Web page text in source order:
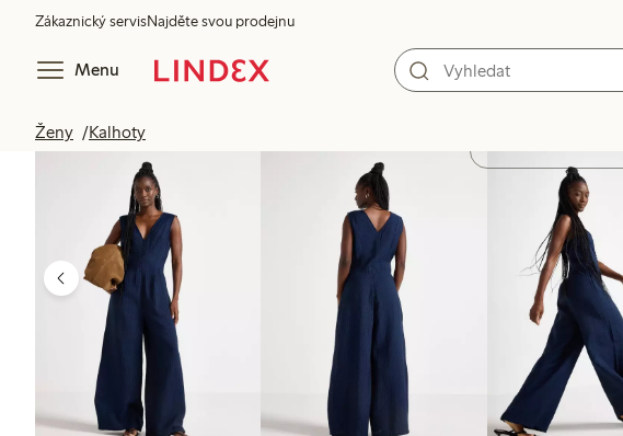
Zákaznický servisNajděte svou prodejnu
Menu
Ženy Kalhoty